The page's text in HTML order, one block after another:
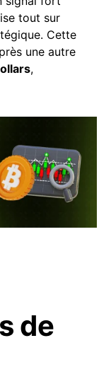
tout sur
Cette
une autre
,
de